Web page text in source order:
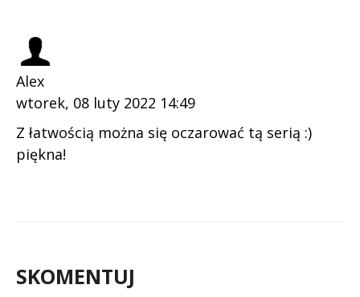
Alex
wtorek, 08 luty 2022 14:49
Z łatwością można się oczarować tą serią :)
piękna!
SKOMENTUJ